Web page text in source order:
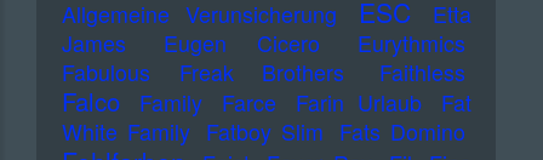
Allgemeine Verunsicherung
ESC
Etta
James
Eugen Cicero
Eurythmics
Fabulous Freak Brothers
Faithless
Falco Family Farce Farin Urlaub
Fat
White Family Fatboy Slim Fats Domino